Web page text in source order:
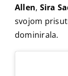
Allen, Sira
svojom
dominirala.